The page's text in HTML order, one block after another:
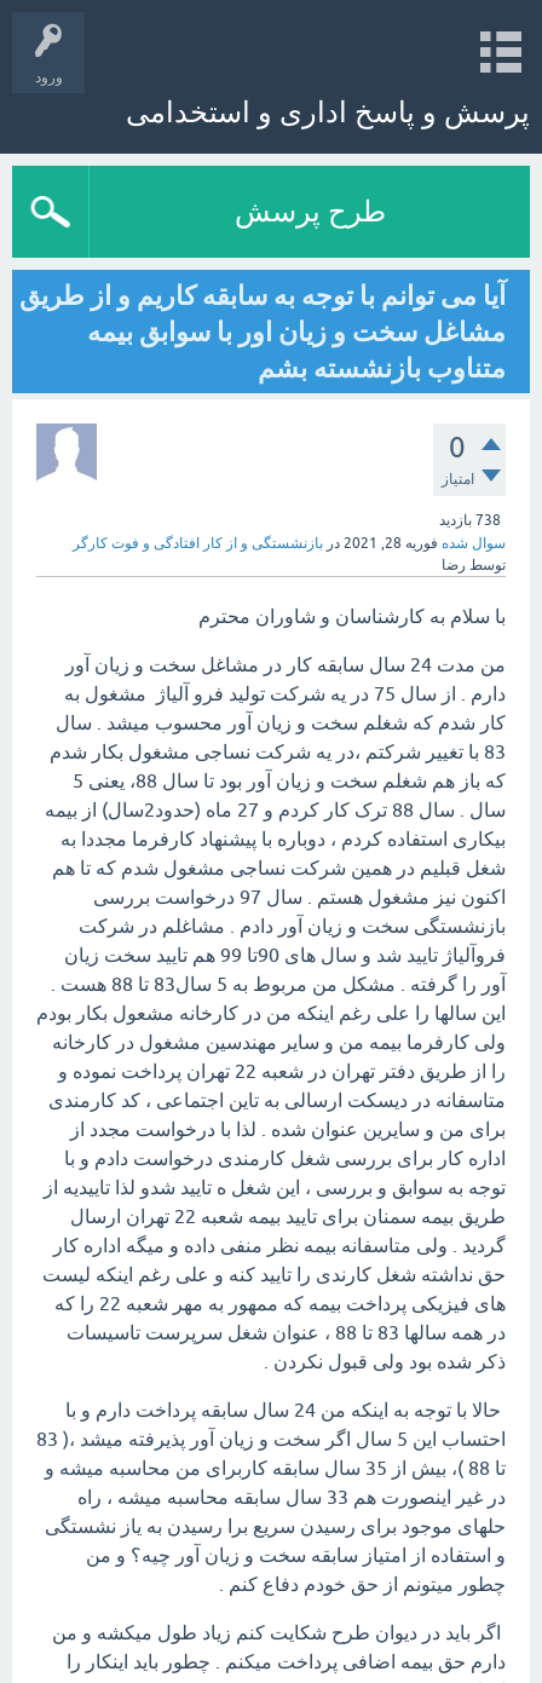
ورود
پرسش و پاسخ اداری و استخدامی
طرح پرسش
آیا می توانم با توجه به سابقه کاریم و از طریق
مشاغل سخت و زیان اور با سوابق بیمه
متناوب بازنشسته بشم
0
امتیاز
738 بازدید
سوال شده فوریه 28, 2021 در بازنشستگی و از کار افتادگی و فوت کارگر
توسط رضا
با سلام به کارشناسان و شاوران محترم
من مدت 24 سال سابقه کار در مشاغل سخت و زیان آور
دارم . از سال 75 در یه شرکت تولید فرو آلیاژ مشغول به
کار شدم که شغلم سخت و زیان آور محسوب میشد . سال
83 با تغییر شرکتم ،در یه شرکت نساجی مشغول بکار شدم
که باز هم شغلم سخت و زیان آور بود تا سال 88، یعنی 5
سال . سال 88 ترک کار کردم و 27 ماه (حدود2سال) از بیمه
بیکاری استفاده کردم ، دوباره با پیشنهاد کارفرما مجددا به
شغل قبلیم در همین شرکت نساجی مشغول شدم که تا هم
اکنون نیز مشغول هستم . سال 97 درخواست بررسی
بازنشستگی سخت و زیان آور دادم . مشاغلم در شرکت
فروآلیاژ تایید شد و سال های 90تا 99 هم تایید سخت زیان
آور را گرفته . مشکل من مربوط به 5 سال83 تا 88 هست .
این سالها را علی رغم اینکه من در کارخانه مشعول بکار بودم
ولی کارفرما بیمه من و سایر مهندسین مشغول در کارخانه
را از طریق دفتر تهران در شعبه 22 تهران پرداخت نموده و
متاسفانه در دیسکت ارسالی به تاین اجتماعی ، کد کارمندی
برای من و سایرین عنوان شده . لذا با درخواست مجدد از
اداره کار برای بررسی شغل کارمندی درخواست دادم و با
توجه به سوابق و بررسی ، این شغل ه تایید شدو لذا تاییدیه از
طریق بیمه سمنان برای تایید بیمه شعبه 22 تهران ارسال
گردید . ولی متاسفانه بیمه نظر منفی داده و میگه اداره کار
حق نداشته شغل کارندی را تایید کنه و علی رغم اینکه لیست
های فیزیکی پرداخت بیمه که ممهور به مهر شعبه 22 را که
در همه سالها 83 تا 88 ، عنوان شغل سرپرست تاسیسات
ذکر شده بود ولی قبول نکردن .
حالا با توجه به اینکه من 24 سال سابقه پرداخت دارم و با
احتساب این 5 سال اگر سخت و زیان آور پذیرفته میشد ،( 83
تا 88 )، بیش از 35 سال سابقه کاربرای من محاسبه میشه و
در غیر اینصورت هم 33 سال سابقه محاسبه میشه ، راه
حلهای موجود برای رسیدن سریع برا رسیدن به یاز نشستگی
و استفاده از امتیاز سابقه سخت و زیان آور چیه؟ و من
چطور میتونم از حق خودم دفاع کنم .
اگر باید در دیوان طرح شکایت کنم زیاد طول میکشه و من
دارم حق بیمه اضافی پرداخت میکنم . چطور باید اینکار را